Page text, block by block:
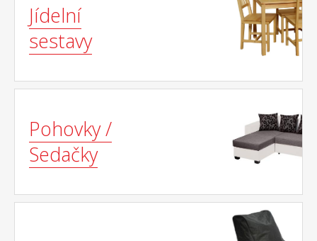
Jídelní
sestavy
Pohovky /
Sedačky